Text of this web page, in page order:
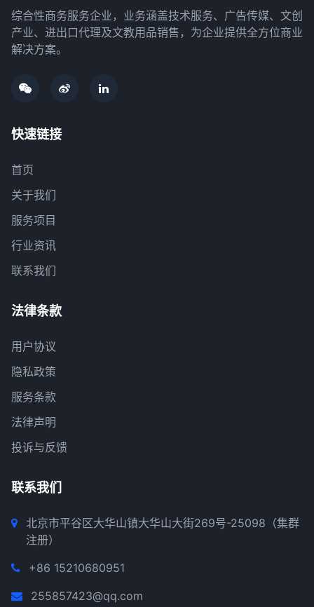
综合性商务服务企业，业务涵盖技术服务、广告传媒、文创
产业、进出口代理及文教用品销售，为企业提供全方位商业
解决方案。
快速链接
首页
关于我们
服务项目
行业资讯
联系我们
法律条款
用户协议
隐私政策
服务条款
法律声明
投诉与反馈
联系我们
北京市平谷区大华山镇大华山大街269号-25098（集群
注册）
+86 15210680951
255857423@qq.com